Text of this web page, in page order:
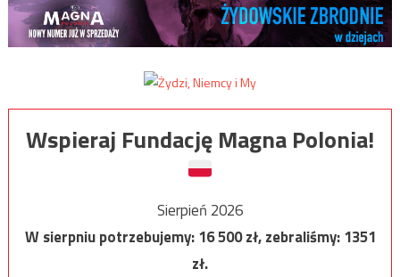
Wspieraj Fundację Magna Polonia!
Sierpień 2026
W sierpniu potrzebujemy:16 500zł, zebraliśmy:1351
zł.